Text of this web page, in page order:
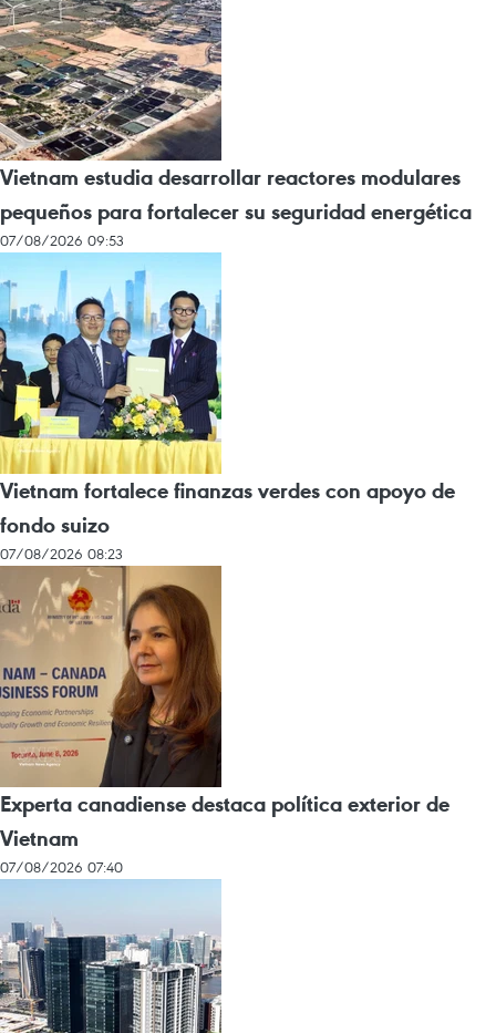
Vietnam estudia desarrollar reactores modulares
pequeños para fortalecer su seguridad energética
07/08/2026 09:53
Vietnam fortalece finanzas verdes con apoyo de
fondo suizo
07/08/2026 08:23
Experta canadiense destaca política exterior de
Vietnam
07/08/2026 07:40